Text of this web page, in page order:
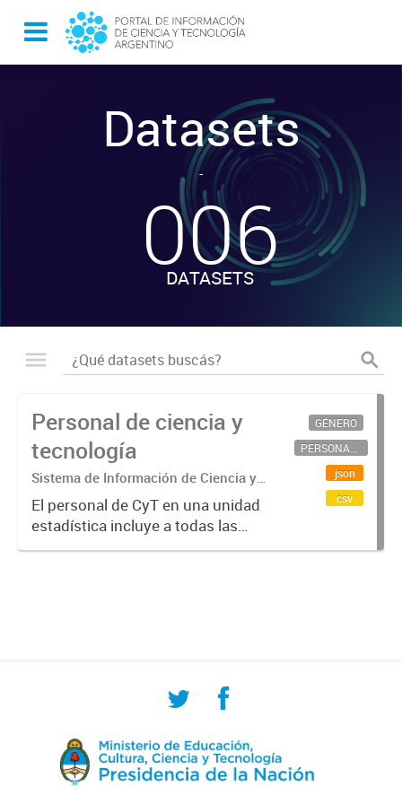
Datasets
-
006
DATASETS
Personal de ciencia y
tecnología
Sistema de Información de Ciencia y
Tecnología Argentino (SICYTAR)
El personal de CyT en una unidad
estadística incluye a todas las
personas involucradas
GÉNERO
PERSONAL CIENTÍFICO-TECNOLÓGICO
json
csv